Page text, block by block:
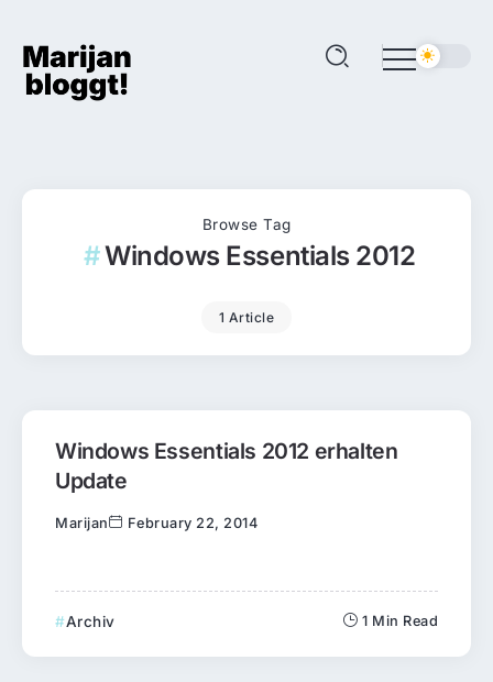
Browse Tag
Windows Essentials 2012
1 Article
Windows Essentials 2012 erhalten
Update
Marijan February 22, 2014
Archiv 1 Min Read